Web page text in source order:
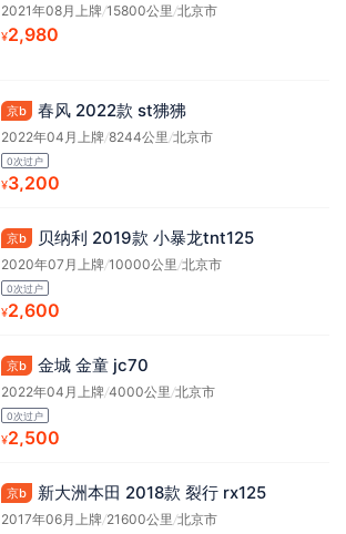
2021年08月上牌/15800公里 /北京市
¥2,980
京b 春风 2022款 st狒狒
2022年04月上牌/8244公里 /北京市
0次过户
¥3,200
京b 贝纳利 2019款 小暴龙tnt125
2020年07月上牌/10000公里 /北京市
0次过户
¥2,600
京b 金城 金童 jc70
2022年04月上牌/4000公里 /北京市
0次过户
¥2,500
京b 新大洲本田 2018款 裂行 rx125
2017年06月上牌/21600公里 /北京市